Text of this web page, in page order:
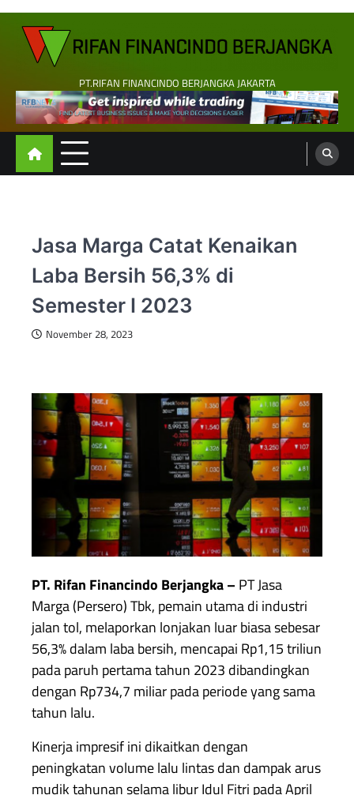
Skip
content
PT.RIFAN FINANCINDO BERJANGKA JAKARTA
Jasa Marga Catat Kenaikan
Laba Bersih 56,3% di
Semester I 2023
November 28, 2023
PT. Rifan Financindo Berjangka – PT Jasa
Marga (Persero) Tbk, pemain utama di industri
jalan tol, melaporkan lonjakan luar biasa sebesar
56,3% dalam laba bersih, mencapai Rp1,15 triliun
pada paruh pertama tahun 2023 dibandingkan
dengan Rp734,7 miliar pada periode yang sama
tahun lalu.
Kinerja impresif ini dikaitkan dengan
peningkatan volume lalu lintas dan dampak arus
mudik tahunan selama libur Idul Fitri pada April